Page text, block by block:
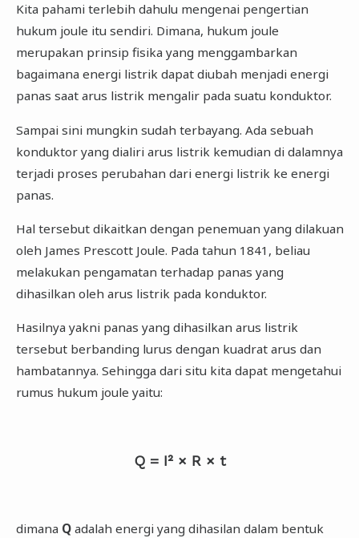
Kita pahami terlebih dahulu mengenai pengertian
hukum joule itu sendiri. Dimana, hukum joule
merupakan prinsip fisika yang menggambarkan
bagaimana energi listrik dapat diubah menjadi energi
panas saat arus listrik mengalir pada suatu konduktor.
Sampai sini mungkin sudah terbayang. Ada sebuah
konduktor yang dialiri arus listrik kemudian di dalamnya
terjadi proses perubahan dari energi listrik ke energi
panas.
Hal tersebut dikaitkan dengan penemuan yang dilakuan
oleh James Prescott Joule. Pada tahun 1841, beliau
melakukan pengamatan terhadap panas yang
dihasilkan oleh arus listrik pada konduktor.
Hasilnya yakni panas yang dihasilkan arus listrik
tersebut berbanding lurus dengan kuadrat arus dan
hambatannya. Sehingga dari situ kita dapat mengetahui
rumus hukum joule yaitu:
Q = I² × R × t
dimana Qadalah energi yang dihasilan dalam bentuk